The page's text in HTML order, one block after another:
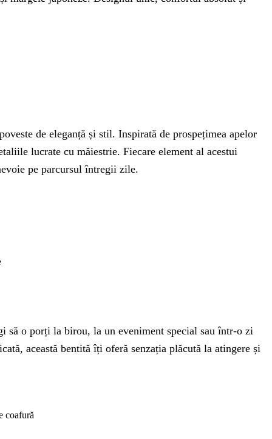
de eleganță și stil. Inspirată de prospețimea apelor
lucrate cu măiestrie. Fiecare element al acestui
pe parcursul întregii zile.
să o porți la birou, la un eveniment special sau într-o zi
această bentită îți oferă senzația plăcută la atingere și
coafură